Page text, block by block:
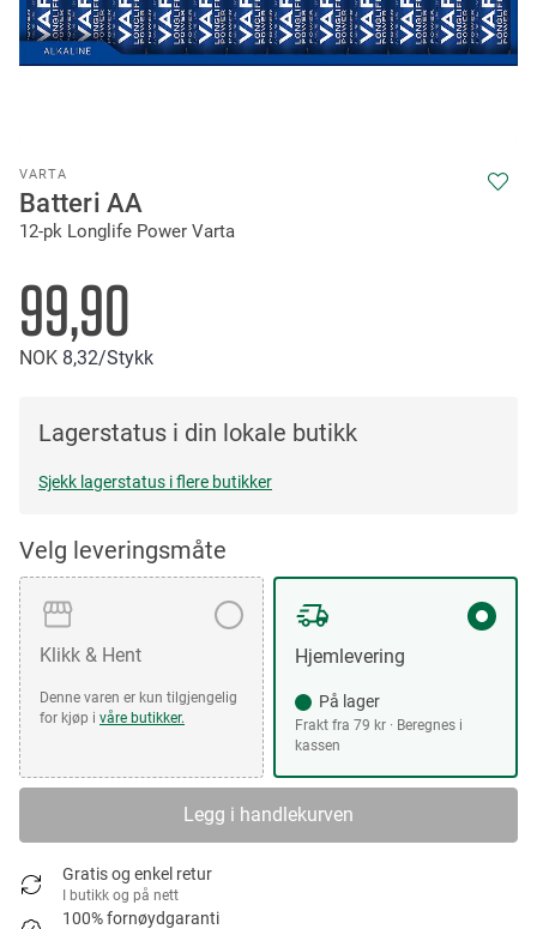
VARTA
Batteri AA
12-pk Longlife Power Varta
99,90
NOK 8 32/Stykk
Lagerstatus i din lokale butikk
Sjekk lagerstatus i flere butikker
Velg leveringsmåte
Klikk & Hent
Denne varen er kun tilgjengelig
for kjøp i våre butikker.
Hjemlevering
På lager
Frakt fra 79 kr · Beregnes i
kassen
Legg i handlekurven
Gratis og enkel retur
I butikk og på nett
100% fornøydgaranti
to
the
beginning
the
images
gallery